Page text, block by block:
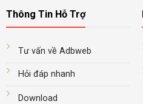
Thông Tin Hỗ Trợ
Tư vấn về Adbweb
Hỏi đáp nhanh
Download